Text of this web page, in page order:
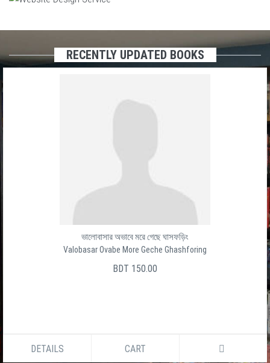
RECENTLY UPDATED BOOKS
ভালোবাসার অভাবে মরে গেছে ঘাসফড়িং
Valobasar Ovabe More Geche Ghashforing
BDT 150.00
DETAILS CART